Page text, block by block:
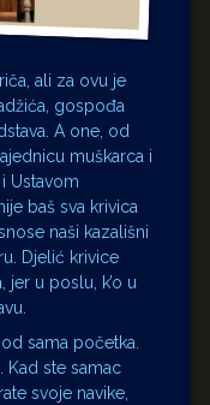
ali za ovu je
gospođa
A one, od
muškarca i
Ustavom
baš sva krivica
naši kazališni
Djelić krivice
jer u poslu, k’o u
sama početka.
Kad ste samac
svoje navike,